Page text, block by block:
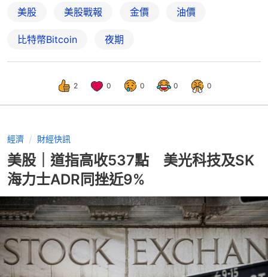
美股 美股戰報 金價 油價
比特幣Bitcoin 夜期
2 0 0 0 0
經濟 財經快訊
美股｜道指高收537點 美光科技及SK
海力士ADR同挫近9%